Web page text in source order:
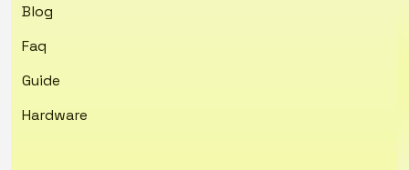
Blog
Faq
Guide
Hardware